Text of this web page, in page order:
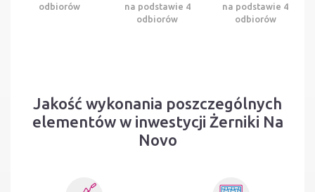
odbiorów
na podstawie 4
odbiorów
na podstawie 4
odbiorów
Jakość wykonania poszczególnych
elementów w inwestycji Żerniki Na
Novo